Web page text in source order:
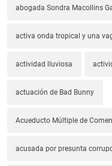
abogada Sondra Macollins
activa onda tropical y una
actividad lluviosa
actuación de Bad Bunny
Acueducto Múltiple de
acusada por presunta